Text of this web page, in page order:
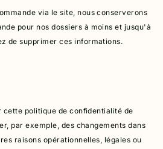
via le site, nous conserverons
pour nos dossiers à moins et jusqu'à
de supprimer ces informations.
cette politique de confidentialité de
par exemple, des changements dans
raisons opérationnelles, légales ou